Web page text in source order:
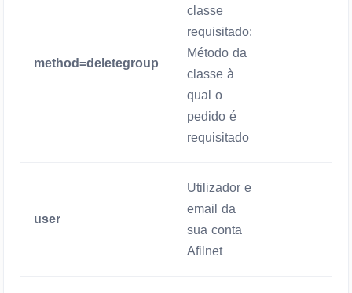
method=deletegroup
classe
requisitado:
Método da
classe à
qual o
pedido é
requisitado
user
Utilizador e
email da
sua conta
Afilnet